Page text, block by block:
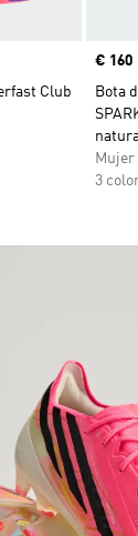
Club
Precio
€ 160
Bota
3